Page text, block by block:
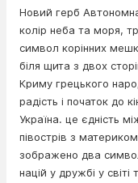
Новий герб
колір неба та моря,
символ корінних
біля щита з двох
Криму грецького
радість і початок до
Україна. це єдність
півострів з
зображено два
націй у дружбі у